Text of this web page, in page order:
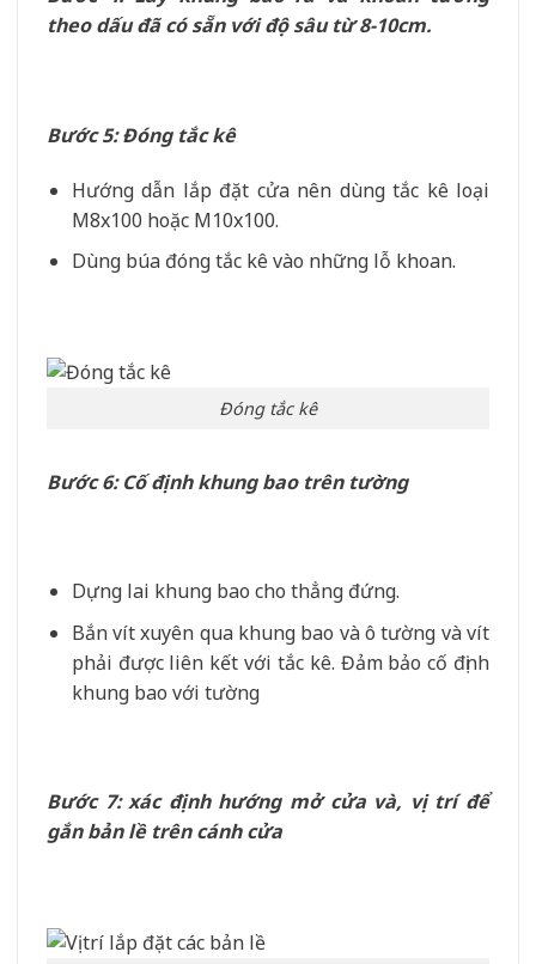
theo dấu đã có sẵn với độ sâu từ 8-10cm.
Bước 5: Đóng tắc kê
Hướng dẫn lắp đặt cửa nên dùng tắc kê loại
M8x100 hoặc M10x100.
Dùng búa đóng tắc kê vào những lỗ khoan.
Đóng tắc kê
Bước 6: Cố định khung bao trên tường
Dựng lai khung bao cho thẳng đứng.
Bắn vít xuyên qua khung bao và ô tường và vít
phải được liên kết với tắc kê. Đảm bảo cố định
khung bao với tường
Bước 7: xác định hướng mở cửa và, vị trí để
gắn bản lề trên cánh cửa